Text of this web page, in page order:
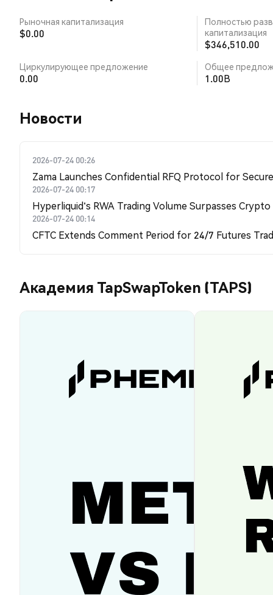
Рыночная капитализация
$0.00
Полностью
капитализация
$346,510.00
Циркулирующее предложение
0.00
Общее
1.00B
Новости
2026-07-24 00:26
Zama Launches Confidential RFQ Protocol for
2026-07-24 00:17
Hyperliquid's RWA Trading Volume Surpasses
2026-07-24 00:14
CFTC Extends Comment Period for 24/7 Futures
Академия TapSwapToken (TAPS)